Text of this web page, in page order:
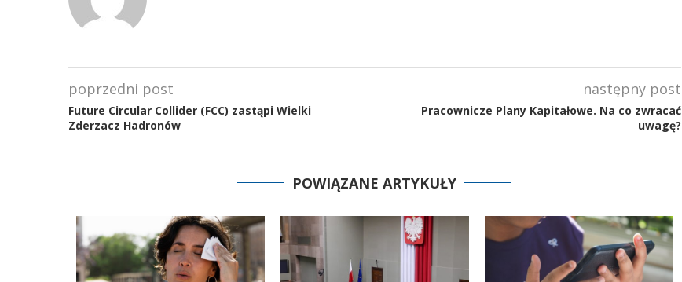
poprzedni post
Future Circular Collider (FCC) zastąpi Wielki
Zderzacz Hadronów
następny post
Pracownicze Plany Kapitałowe. Na co zwracać
uwagę?
POWIĄZANE ARTYKUŁY